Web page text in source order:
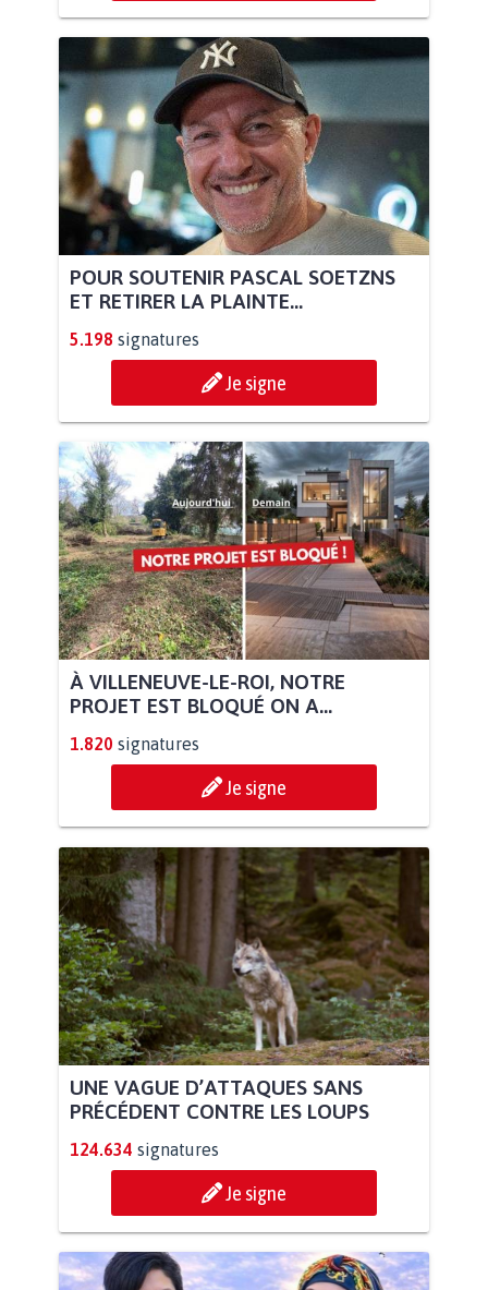
POUR SOUTENIR PASCAL SOETZNS
ET RETIRER LA PLAINTE...
5.198 signatures
Je signe
À VILLENEUVE-LE-ROI, NOTRE
PROJET EST BLOQUÉ ON A...
1.820 signatures
Je signe
UNE VAGUE D’ATTAQUES SANS
PRÉCÉDENT CONTRE LES LOUPS
124.634 signatures
Je signe